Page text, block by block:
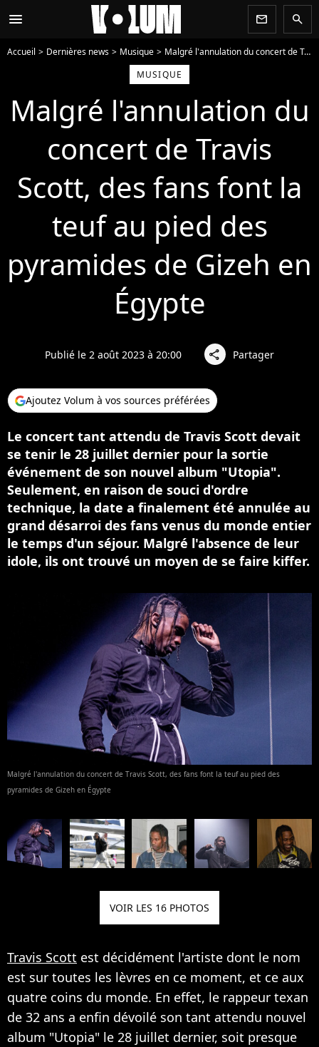
menu newsletter search
Accueil Dernières news Musique
Malgré l'annulation du concert de Travis Scott, des fans font la teuf au pied des pyramides de Gizeh en Égypte
MUSIQUE
Malgré l'annulation du
concert de Travis
Scott, des fans font la
teuf au pied des
pyramides de Gizeh en
Égypte
Publié le 2 août 2023 à 20:00 share Partager
Ajoutez Volum à vos sources préférées
Le concert tant attendu de Travis Scott devait
se tenir le 28 juillet dernier pour la sortie
événement de son nouvel album "Utopia".
Seulement, en raison de souci d'ordre
technique, la date a finalement été annulée au
grand désarroi des fans venus du monde entier
le temps d'un séjour. Malgré l'absence de leur
idole, ils ont trouvé un moyen de se faire kiffer.
Malgré l'annulation du concert de Travis Scott, des fans font la teuf au pied des
pyramides de Gizeh en Égypte
VOIR LES 16 PHOTOS
Travis Scott est décidément l'artiste dont le nom
est sur toutes les lèvres en ce moment, et ce aux
quatre coins du monde. En effet, le rappeur texan
de 32 ans a enfin dévoilé son tant attendu nouvel
album "Utopia" le 28 juillet dernier, soit presque